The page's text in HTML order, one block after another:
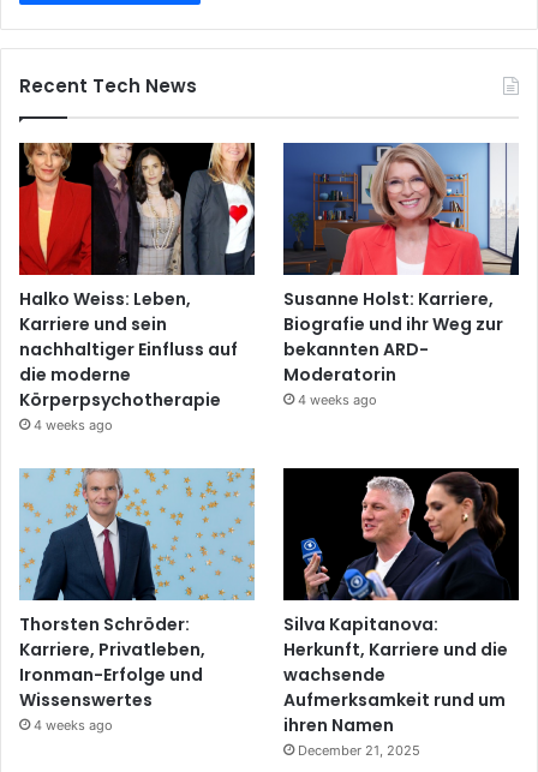
Recent Tech News
Halko Weiss: Leben,
Karriere und sein
nachhaltiger Einfluss auf
die moderne
Körperpsychotherapie
4 weeks ago
Susanne Holst: Karriere,
Biografie und ihr Weg zur
bekannten ARD-
Moderatorin
4 weeks ago
Thorsten Schröder:
Karriere, Privatleben,
Ironman-Erfolge und
Wissenswertes
4 weeks ago
Silva Kapitanova:
Herkunft, Karriere und die
wachsende
Aufmerksamkeit rund um
ihren Namen
December 21, 2025